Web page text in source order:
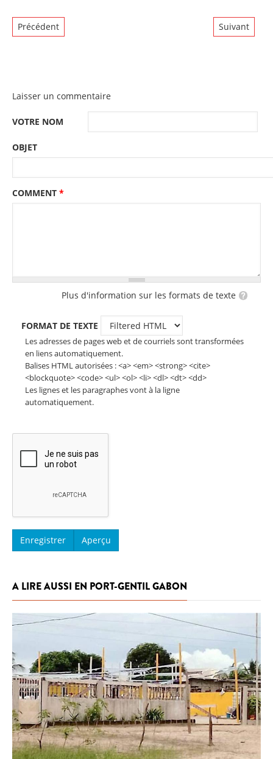
Précédent Suivant
Laisser un commentaire
VOTRE NOM
OBJET
COMMENT *
Plus d'information sur les formats de texte
FORMAT DE TEXTE
Les adresses de pages web et de courriels sont transformées
en liens automatiquement.
Balises HTML autorisées : <a> <em> <strong> <cite>
<blockquote> <code> <ul> <ol> <li> <dl> <dt> <dd>
Les lignes et les paragraphes vont à la ligne
automatiquement.
A LIRE AUSSI EN PORT-GENTIL GABON